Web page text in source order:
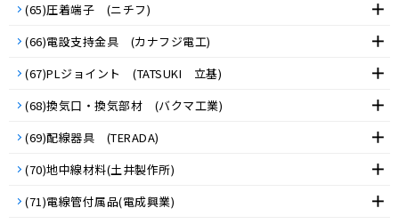
(65)圧着端子 (ニチフ)
(66)電設支持金具 (カナフジ電工)
(67)PLジョイント (TATSUKI 立基)
(68)換気口・換気部材 (バクマ工業)
(69)配線器具 (TERADA)
(70)地中線材料(土井製作所)
(71)電線管付属品(電成興業)